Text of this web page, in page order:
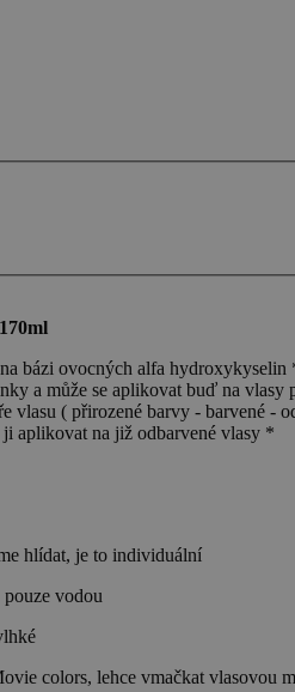
bázi ovocných alfa
a může se aplikovat buď na
vlasu ( přirozené barvy - barvené
aplikovat na již odbarvené vlasy *
hlídat, je to individuální
vodou
colors, lehce vmačkat